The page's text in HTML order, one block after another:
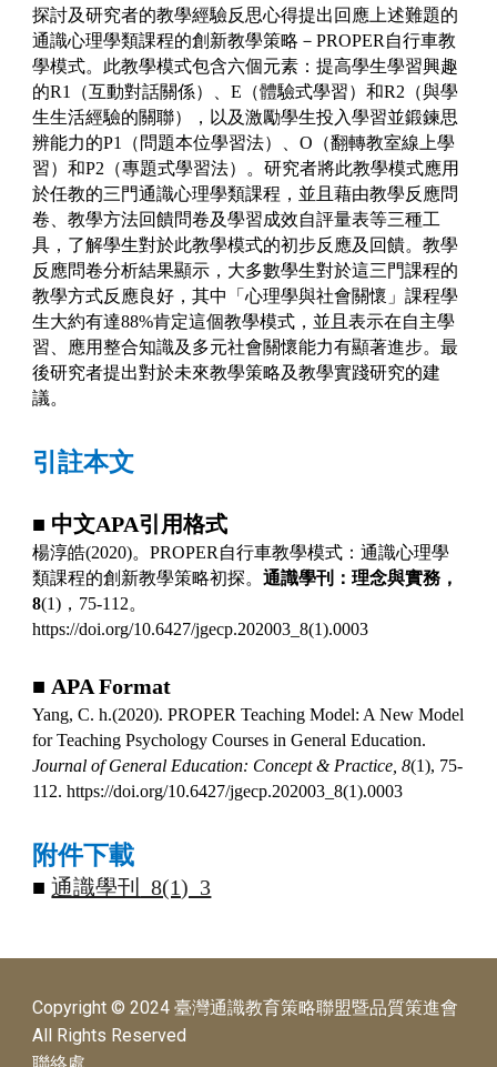
探討及研究者的教學經驗反思心得提出回應上述難題的
通識心理學類課程的創新教學策略－PROPER 自行車教
學模式。此教學模式包含六個元素：提高學生學習興趣
的R1 （互動對話關係）、E （體驗式學習）和R2 （與學
生生活經驗的關聯），以及激勵學生投入學習並鍛鍊思
辨能力的P1 （問題本位學習法）、O （翻轉教室線上學
習）和P2 （專題式學習法）。研究者將此教學模式應用
於任教的三門通識心理學類課程，並且藉由教學反應問
卷、教學方法回饋問卷及學習成效自評量表等三種工
具，了解學生對於此教學模式的初步反應及回饋。教學
反應問卷分析結果顯示，大多數學生對於這三門課程的
教學方式反應良好，其中「心理學與社會關懷」課程學
生大約有達88%肯定這個教學模式，並且表示在自主學
習、應用整合知識及多元社會關懷能力有顯著進步。最
後研究者提出對於未來教學策略及教學實踐研究的建
議。
引註本文
■ 中文APA引用格式
楊淳皓(2020)。PROPER 自行車教學模式：通識心理學
類課程的創新教學策略初探。通識學刊：理念與實務，
8(1) ， 75-112。
https://doi.org/10.6427/jgecp.202003_8(1).0003
■ APA Format
Yang, C. h.(2020). PROPER Teaching Model: A New Model
for Teaching Psychology Courses in General Education.
Journal of General Education: Concept & Practice, 8(1), 75-
112. https://doi.org/10.6427/jgecp.202003_8(1).0003
附件下載
■ 通識學刊 _8(1)_3
Copyright © 2024 臺灣通識教育策略聯盟暨品質策進會
All Rights Reserved